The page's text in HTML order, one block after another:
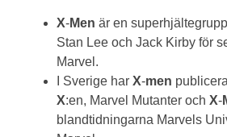
X-Men är en
Stan Lee och Jack Kirby för
Marvel.
I Sverige har X-men
X:en, Marvel Mutanter och X-
blandtidningarna Marvels